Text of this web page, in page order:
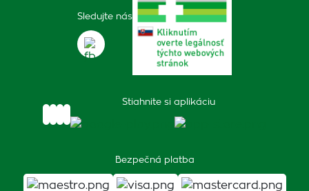
Sledujte nás
Stiahnite si aplikáciu
Bezpečná platba